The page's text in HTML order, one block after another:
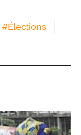
#Élections